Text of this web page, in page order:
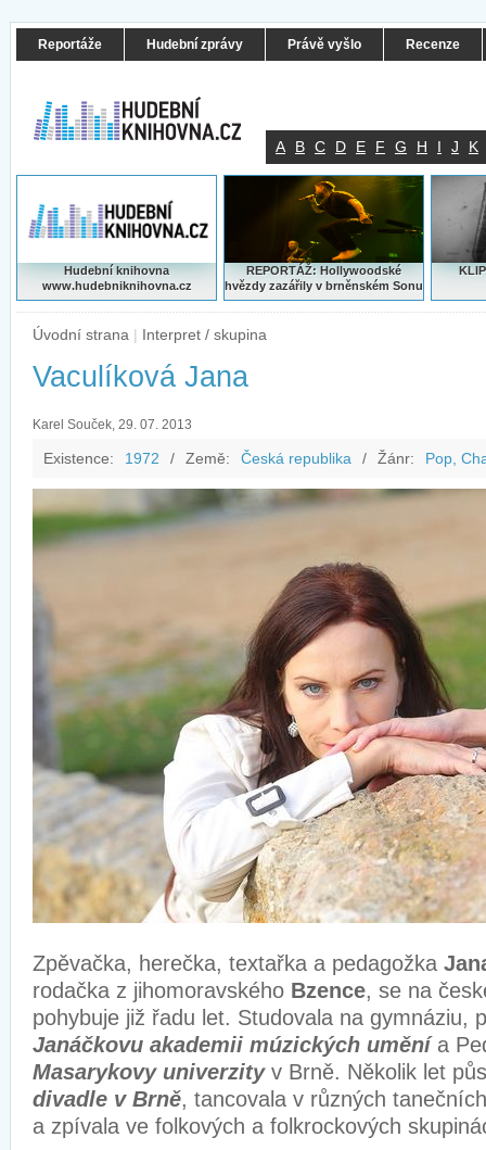
Reportáže Hudební zprávy Právě vyšlo Recenze
A B C D E F G H I J K
Hudební knihovna
www.hudebniknihovna.cz
REPORTÁŽ: Hollywoodské
hvězdy zazářily v brněnském Sonu
Úvodní strana | Interpret / skupina
Vaculíková Jana
Karel Souček, 29. 07. 2013
Existence: 1972 / Země: Česká republika / Žánr: Pop,
Zpěvačka, herečka, textařka a pedagožka
rodačka z jihomoravského Bzence, se na
pohybuje již řadu let. Studovala na gymnáziu,
Janáčkovu akademii múzických uměnía
Masarykovy univerzityv Brně. Několik let
divadle v Brně, tancovala v různých
a zpívala ve folkových a folkrockových